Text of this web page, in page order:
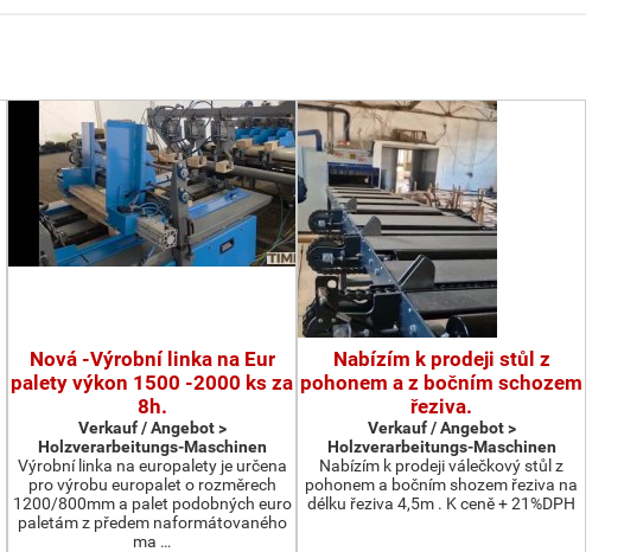
Nová -Výrobní linka na Eur
palety výkon 1500 -2000 ks za
8h.
Verkauf / Angebot >
Holzverarbeitungs-Maschinen
Výrobní linka na europalety je určena
pro výrobu europalet o rozměrech
1200/800mm a palet podobných euro
paletám z předem naformátovaného
ma …
Nabízím k prodeji stůl z
pohonem a z bočním schozem
řeziva.
Verkauf / Angebot >
Holzverarbeitungs-Maschinen
Nabízím k prodeji válečkový stůl z
pohonem a bočním shozem řeziva na
délku řeziva 4,5m . K ceně + 21%DPH